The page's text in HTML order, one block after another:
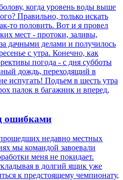
когда уровень воды выше
Правильно, только искать
то половить. Вот и я провел
мест - протоки, заливы,
дачными делами и получилось
с утра. Конечно, как
погода - с дня субботы
дождь, переходящий в
испугать! Подъем в шесть утра
палок в багажник и вперед,
ошибками
недавно местных
мы командой завоевали
меня не покидает.
в долгий ящик уже
к предстоящему чемпионату,